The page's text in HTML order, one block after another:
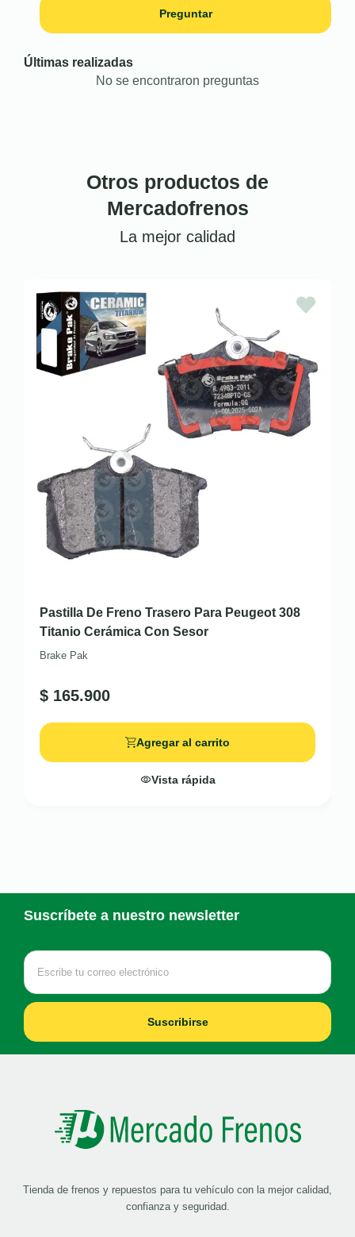
Preguntar
Últimas realizadas
No se encontraron preguntas
Otros productos de
Mercadofrenos
La mejor calidad
Pastilla De Freno Trasero Para Peugeot 308
Titanio Cerámica Con Sesor
Brake Pak
$ 165.900
Agregar al carrito
Vista rápida
Suscríbete a nuestro newsletter
Suscribirse
Tienda de frenos y repuestos para tu vehículo con la mejor calidad,
confianza y seguridad.